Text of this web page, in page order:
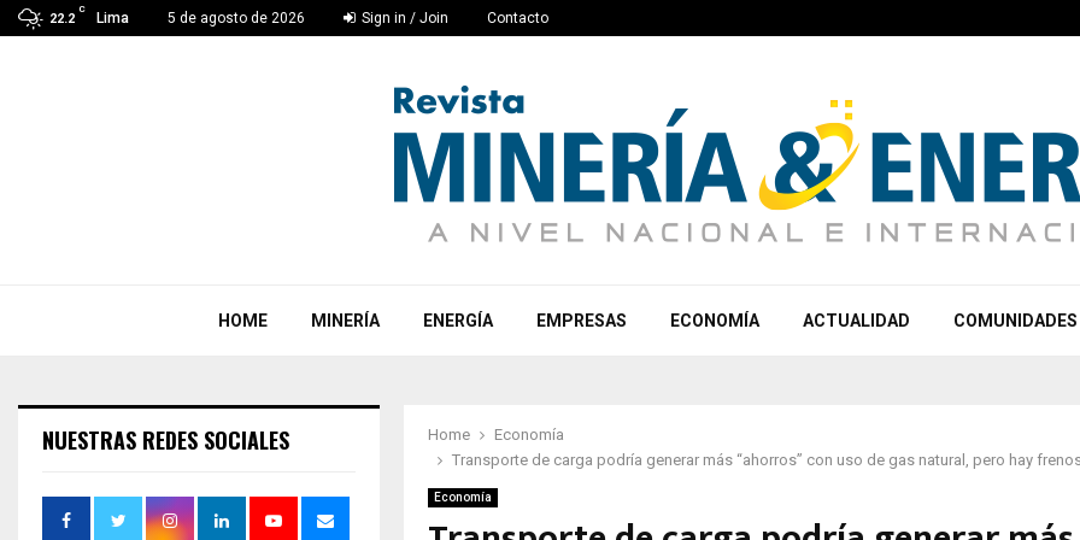
22.2
C
Lima 5 de agosto de 2026 Sign in / Join Contacto
HOME MINERÍA ENERGÍA EMPRESAS ECONOMÍA ACTUALIDAD COMUNIDADES
Home
Economía
Transporte de carga podría generar más “ahorros” con uso de gas natural, pero hay
Economía
NUESTRAS REDES SOCIALES